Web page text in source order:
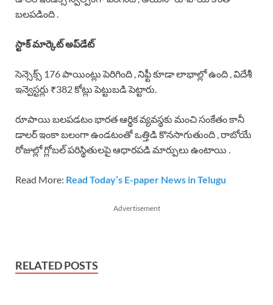
బలపడింది .
స్టాక్ మార్కెట్ అప్‌డేట్
సెన్సెక్స్ 176 పాయింట్లు పెరిగింది , నిఫ్టీ కూడా లాభాల్లో ఉంది , విదేశీ
ఇన్వెస్టర్లు ₹382 కోట్లు పెట్టుబడి పెట్టారు.
రూపాయి బలపడటం భారత ఆర్థిక వ్యవస్థకు మంచి సంకేతం కానీ
డాలర్ ఇంకా బలంగా ఉండటంతో ఒత్తిడి కొనసాగుతుంది , రాబోయే
రోజుల్లో గ్లోబల్ పరిస్థితులపై ఆధారపడి మార్పులు ఉంటాయి .
Read More: Read Today’s E-paper News in Telugu
Advertisement
RELATED POSTS